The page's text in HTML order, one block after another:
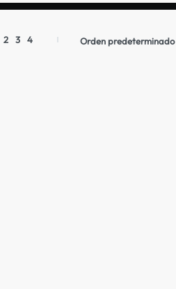
2 3 4 Orden predeterminado